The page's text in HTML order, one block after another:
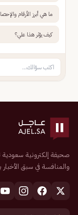
ما هي أبرز الأرقام
كيف يؤثر هذا علي؟
والمنافسة في سبق